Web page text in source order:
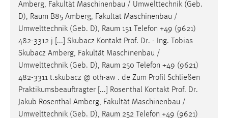
Amberg, Fakultät Maschinenbau / Umwelttechnik (Geb.
D), Raum B85 Amberg, Fakultät Maschinenbau /
Umwelttechnik (Geb. D), Raum 151 Telefon +49 (9621)
482-3312 j [...] Skubacz Kontakt Prof. Dr. - Ing. Tobias
Skubacz Amberg, Fakultät Maschinenbau /
Umwelttechnik (Geb. D), Raum 250 Telefon +49 (9621)
482-3311 t.skubacz @ oth-aw . de Zum Profil Schließen
Praktikumsbeauftragter [...] Rosenthal Kontakt Prof. Dr.
Jakub Rosenthal Amberg, Fakultät Maschinenbau /
Umwelttechnik (Geb. D), Raum 252 Telefon +49 (9621)